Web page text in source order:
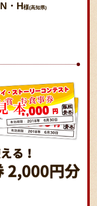
N・H様(高知県)